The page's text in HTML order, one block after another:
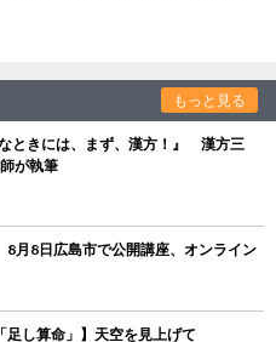
もっと見る
ときには、まず、漢方！』 漢方三
が執筆
月8日広島市で公開講座、オンライン
足し算命」】天空を見上げて